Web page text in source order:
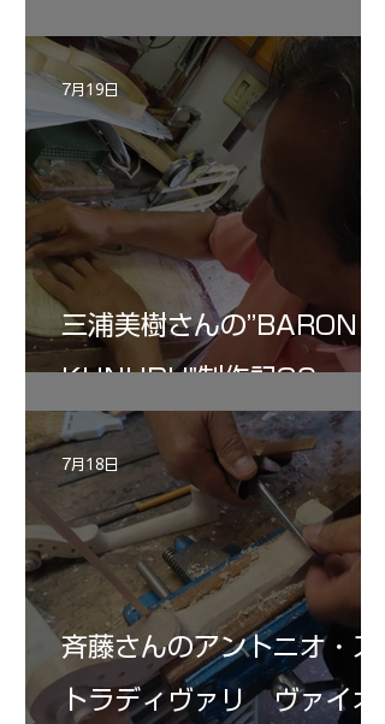
三浦美樹さんの”BARON・
KUNUPU"制作記30
7月19日
斉藤さんのアントニオ・ス
トラディヴァリ ヴァイオ
7月18日